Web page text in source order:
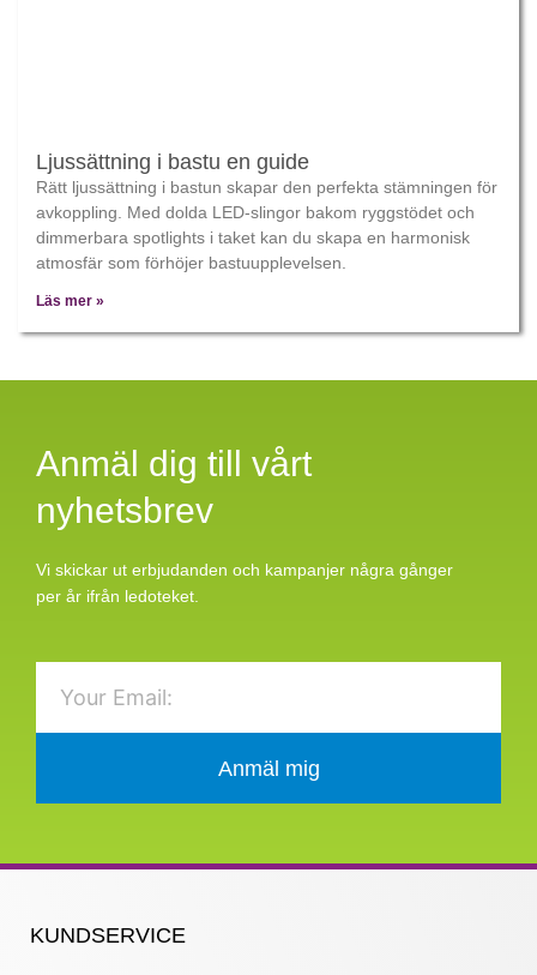
Ljussättning i bastu en guide
Rätt ljussättning i bastun skapar den⁢ perfekta stämningen för
avkoppling. Med dolda ⁢LED-slingor bakom ryggstödet och
dimmerbara spotlights i taket kan du skapa en​ harmonisk
atmosfär som förhöjer⁣ bastuupplevelsen.
Läs mer »
Anmäl dig till vårt
nyhetsbrev
Vi skickar ut erbjudanden och kampanjer några gånger
per år ifrån ledoteket.
Anmäl mig
KUNDSERVICE